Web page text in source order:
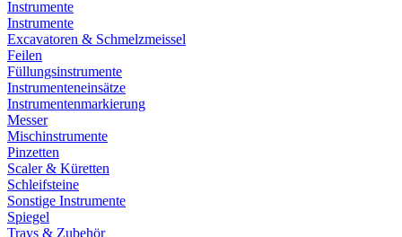
Instrumente
Instrumente
Excavatoren & Schmelzmeissel
Feilen
Füllungsinstrumente
Instrumenteneinsätze
Instrumentenmarkierung
Messer
Mischinstrumente
Pinzetten
Scaler & Küretten
Schleifsteine
Sonstige Instrumente
Spiegel
Trays & Zubehör